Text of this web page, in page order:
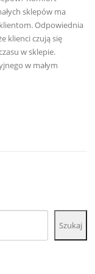
sklepów ma
Odpowiednia
klienci czują się
w sklepie.
w małym
Szukaj